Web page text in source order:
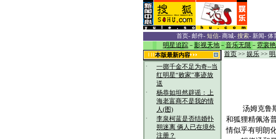
首页- 邮件- 短信- 商城- 搜索- 新闻- 体
明星追踪 － 影视天地 － 音乐无限 － 霓裳
本版最新内容
·
一掷千金不足为奇--当
红明星“败家”事迹放
送
·
杨恭如坦然辟谣：上
海老富商不是我的情
人(图)
·
李泉柯蓝是否结婚扑
朔迷离 俩人已在境外
注册？
首页 >> 娱乐 >>
汤姆克鲁斯
和狐狸精佩洛
情似乎有明朗